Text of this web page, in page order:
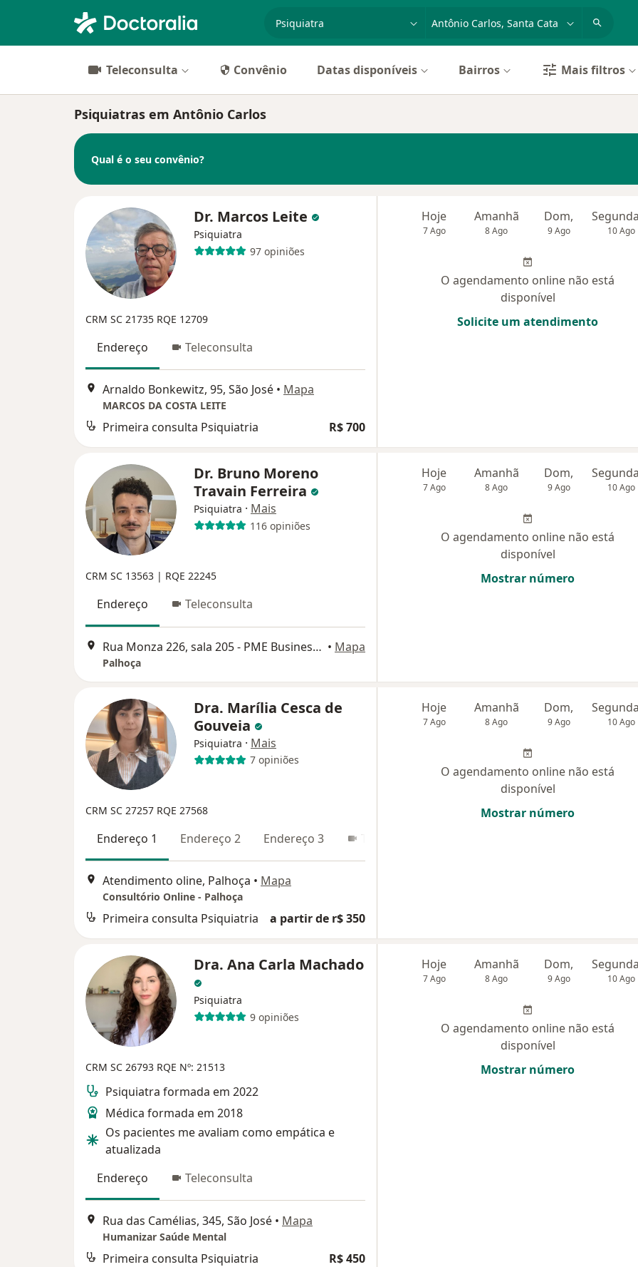
cidade ou região
Teleconsulta Convênio Datas disponíveis Bairros Mais filtros
Psiquiatras em Antônio Carlos
Qual é o seu convênio?
Dr. Marcos Leite
Psiquiatra
97 opiniões
CRM SC 21735 RQE 12709
Endereço Teleconsulta
Arnaldo Bonkewitz, 95, São José • Mapa
MARCOS DA COSTA LEITE
Primeira consulta Psiquiatria R$ 700
Hoje
7 Ago
Amanhã
8 Ago
Dom,
9 Ago 10 Ago
O agendamento online não está
disponível
Solicite um atendimento
Dr. Bruno Moreno
Travain Ferreira
Psiquiatra · Mais
116 opiniões
CRM SC 13563 | RQE 22245
Endereço Teleconsulta
Rua Monza 226, sala 205 - PME Business Tower, Palhoça • Mapa
Palhoça
Hoje
7 Ago
Amanhã
8 Ago
Dom,
9 Ago 10 Ago
O agendamento online não está
disponível
Mostrar número
Dra. Marília Cesca de
Gouveia
Psiquiatra · Mais
7 opiniões
CRM SC 27257 RQE 27568
Endereço 1 Endereço 2 Endereço 3 Teleconsulta
Atendimento oline, Palhoça • Mapa
Consultório Online - Palhoça
Primeira consulta Psiquiatria a partir de r$ 350
Hoje
7 Ago
Amanhã
8 Ago
Dom,
9 Ago 10 Ago
O agendamento online não está
disponível
Mostrar número
Dra. Ana Carla Machado
Psiquiatra
9 opiniões
CRM SC 26793 RQE Nº: 21513
Psiquiatra formada em 2022
Médica formada em 2018
Os pacientes me avaliam como empática e
atualizada
Endereço
Teleconsulta
Rua das Camélias, 345, São José • Mapa
Humanizar Saúde Mental
Primeira consulta Psiquiatria R$ 450
Hoje
7 Ago
Amanhã
8 Ago
Dom,
9 Ago 10 Ago
O agendamento online não está
disponível
Mostrar número